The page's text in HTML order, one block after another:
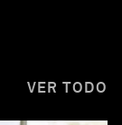
VER TODO